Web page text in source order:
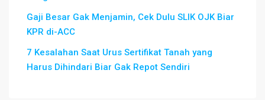
Gaji Besar Gak Menjamin, Cek Dulu SLIK OJK Biar
KPR di-ACC
7 Kesalahan Saat Urus Sertifikat Tanah yang
Harus Dihindari Biar Gak Repot Sendiri